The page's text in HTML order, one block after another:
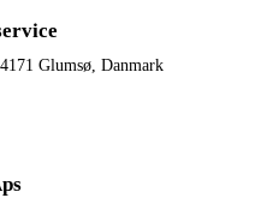
Glumsø, Danmark